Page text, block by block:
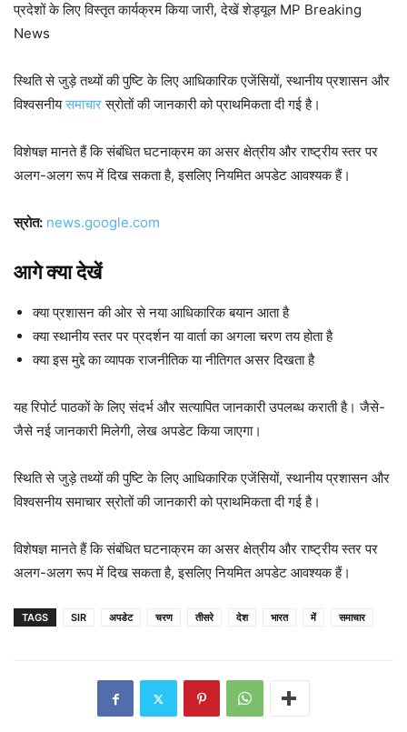
प्रदेशों के लिए विस्तृत कार्यक्रम किया जारी, देखें शेड्यूल MP Breaking
News
स्थिति से जुड़े तथ्यों की पुष्टि के लिए आधिकारिक एजेंसियों, स्थानीय प्रशासन और
विश्वसनीयसमाचारस्रोतों की जानकारी को प्राथमिकता दी गई है।
विशेषज्ञ मानते हैं कि संबंधित घटनाक्रम का असर क्षेत्रीय और राष्ट्रीय स्तर पर
अलग-अलग रूप में दिख सकता है, इसलिए नियमित अपडेट आवश्यक हैं।
स्रोत: news.google.com
आगे क्या देखें
क्या प्रशासन की ओर से नया आधिकारिक बयान आता है
क्या स्थानीय स्तर पर प्रदर्शन या वार्ता का अगला चरण तय होता है
क्या इस मुद्दे का व्यापक राजनीतिक या नीतिगत असर दिखता है
यह रिपोर्ट पाठकों के लिए संदर्भ और सत्यापित जानकारी उपलब्ध कराती है। जैसे-
जैसे नई जानकारी मिलेगी, लेख अपडेट किया जाएगा।
स्थिति से जुड़े तथ्यों की पुष्टि के लिए आधिकारिक एजेंसियों, स्थानीय प्रशासन और
विश्वसनीय समाचार स्रोतों की जानकारी को प्राथमिकता दी गई है।
विशेषज्ञ मानते हैं कि संबंधित घटनाक्रम का असर क्षेत्रीय और राष्ट्रीय स्तर पर
अलग-अलग रूप में दिख सकता है, इसलिए नियमित अपडेट आवश्यक हैं।
TAGS SIR अपडेट चरण तीसरे देश भारत में समाचार